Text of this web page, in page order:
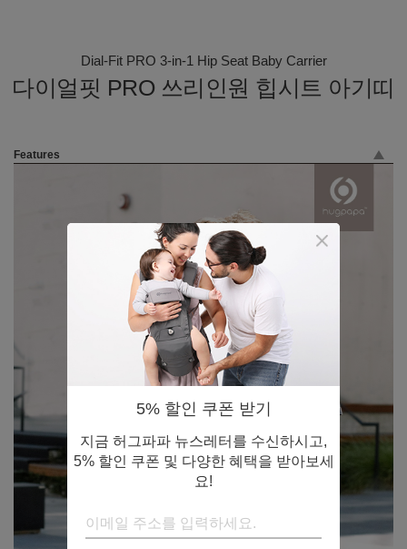
Dial-Fit PRO 3-in-1 Hip Seat Baby Carrier
다이얼핏 PRO 쓰리인원 힙시트 아기띠
Features
5% 할인 쿠폰 받기
지금 허그파파 뉴스레터를 수신하시고,
5% 할인 쿠폰 및 다양한 혜택을 받아보세
요!